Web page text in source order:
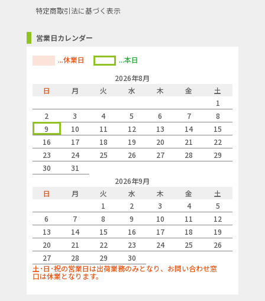
特定商取引法に基づく表示
営業日カレンダー
...休業日
...本日
2026年8月
日
月 火 水 木 金
土
1
2
3 4 5 6 7
8
9
10 11 12 13 14
15
16
17 18 19 20 21
22
23
24 25 26 27 28
29
30
31
2026年9月
日
月 火 水 木 金
土
1
2 3 4
5
6
7 8 9 10 11
12
13
14 15 16 17 18
19
20
21 22 23 24 25
26
27
28 29
30
土･日･祝の営業日は出荷業務のみとなり、お問い合わせ窓
口は休業となります。